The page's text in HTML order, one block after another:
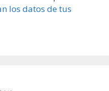
los datos de tus